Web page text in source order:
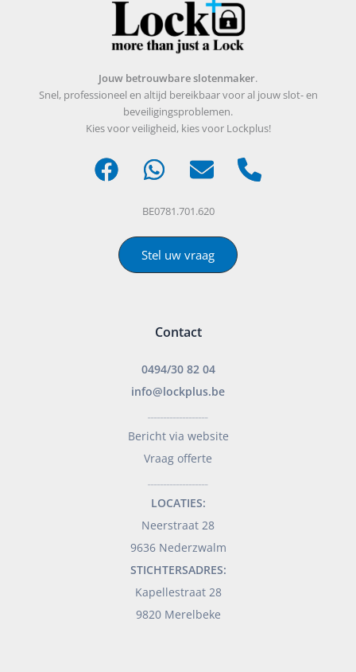
Jouw betrouwbare slotenmaker.
Snel, professioneel en altijd bereikbaar voor al jouw slot- en
beveiligingsproblemen.
Kies voor veiligheid, kies voor Lockplus!
BE0781.701.620
Stel uw vraag
Contact
0494/30 82 04
info@lockplus.be
Bericht via website
Vraag offerte
LOCATIES:
Neerstraat 28
9636 Nederzwalm
STICHTERSADRES:
Kapellestraat 28
9820 Merelbeke